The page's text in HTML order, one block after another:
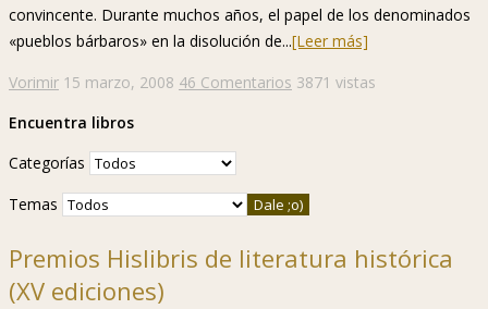
convincente. Durante muchos años, el papel de los denominados
«pueblos bárbaros» en la disolución de...[Leer más]
Vorimir 15 marzo, 2008 46 Comentarios 3871 vistas
Encuentra libros
Categorías
Temas
Premios Hislibris de literatura histórica
(XV ediciones)